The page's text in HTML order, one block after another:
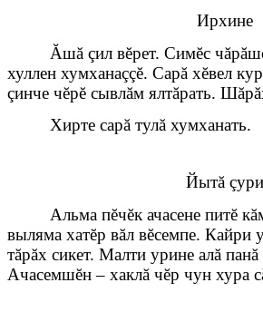
Ирхине
Ăшă çил вĕрет. Симĕс
хуллен хумханаççĕ. Сарă хĕвел
çинче чĕрĕ сывлăм ялтăрать.
Хирте сарă тулă хумханать.
Йытă çури
Альма пĕчĕк ачасене питĕ
выляма хатĕр вăл вĕсемпе. Кайри
тăрăх сикет. Малти урине алă панă
Ачасемшĕн – хаклă чĕр чун хура